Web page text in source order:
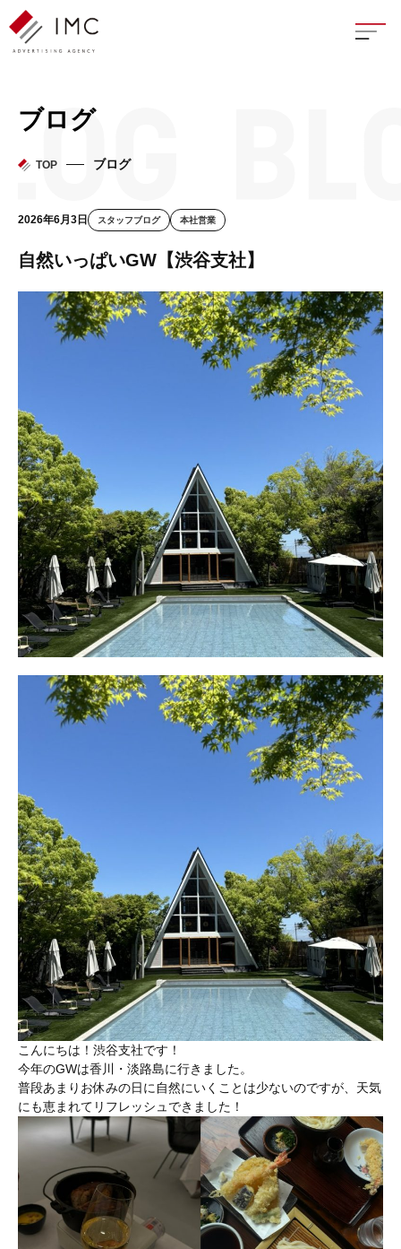
座談
イン
ブログ
TOP ブログ
2026年6月3日 スタッフブログ 本社営業
自然いっぱいGW【渋谷支社】
こんにちは！渋谷支社です！
今年のGWは香川・淡路島に行きました。
普段あまりお休みの日に自然にいくことは少ないのですが、天気
にも恵まれてリフレッシュできました！